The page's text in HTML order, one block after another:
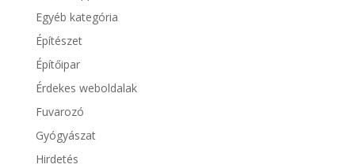
Egyéb kategória
Építészet
Építőipar
Érdekes weboldalak
Fuvarozó
Gyógyászat
Hirdetés